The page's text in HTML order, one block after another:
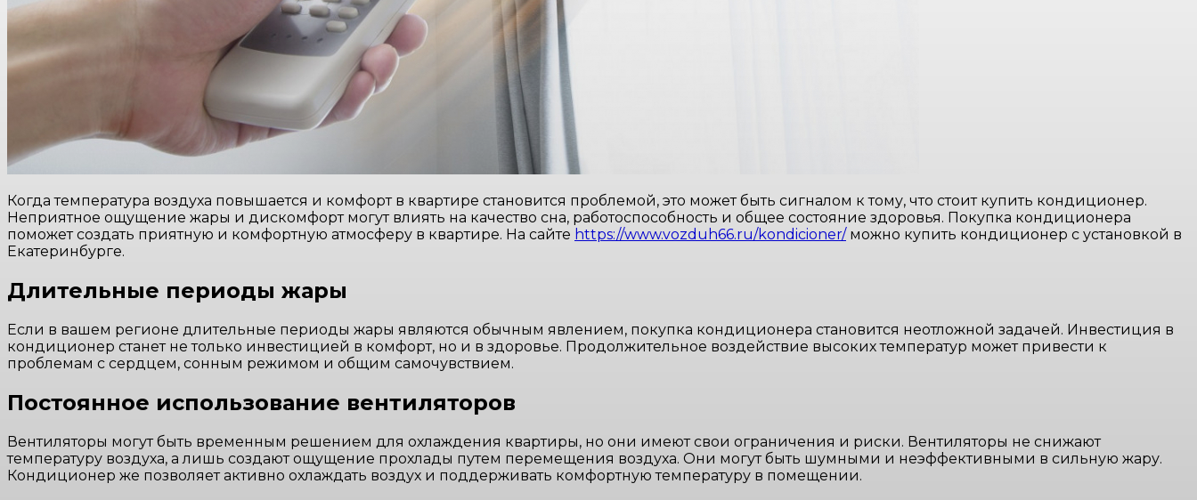
Когда температура воздуха повышается и комфорт в квартире становится проблемой, это может быть сигналом к тому, что стоит купить кондиционер.
Неприятное ощущение жары и дискомфорт могут влиять на качество сна, работоспособность и общее состояние здоровья. Покупка кондиционера
поможет создать приятную и комфортную атмосферу в квартире. На сайте https://www.vozduh66.ru/kondicioner/ можно купить кондиционер с установкой в
Екатеринбурге.
Длительные периоды жары
Если в вашем регионе длительные периоды жары являются обычным явлением, покупка кондиционера становится неотложной задачей. Инвестиция в
кондиционер станет не только инвестицией в комфорт, но и в здоровье. Продолжительное воздействие высоких температур может привести к
проблемам с сердцем, сонным режимом и общим самочувствием.
Постоянное использование вентиляторов
Вентиляторы могут быть временным решением для охлаждения квартиры, но они имеют свои ограничения и риски. Вентиляторы не снижают
температуру воздуха, а лишь создают ощущение прохлады путем перемещения воздуха. Они могут быть шумными и неэффективными в сильную жару.
Кондиционер же позволяет активно охлаждать воздух и поддерживать комфортную температуру в помещении.